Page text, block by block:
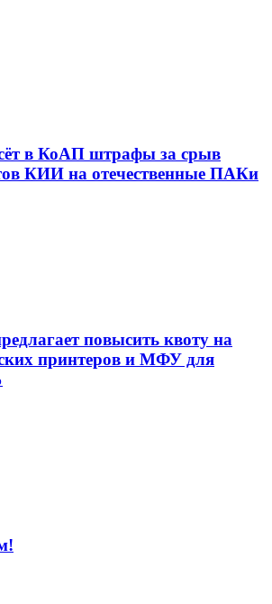
в КоАП штрафы за срыв
КИИ на отечественные ПАКи
повысить квоту на
принтеров и МФУ для